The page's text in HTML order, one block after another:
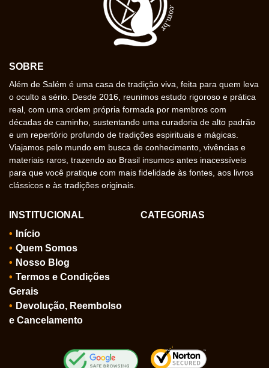
SOBRE
Além de Salém é uma casa de tradição viva, feita para quem leva
o oculto a sério. Desde 2016, reunimos estudo rigoroso e prática
real, com uma ordem própria formada por membros com
décadas de caminho, sustentando uma curadoria de alto padrão
e um repertório profundo de tradições espirituais e mágicas.
Viajamos pelo mundo em busca de conhecimento, vivências e
materiais raros, trazendo ao Brasil insumos antes inacessíveis
para que você pratique com mais fidelidade às fontes, aos livros
clássicos e às tradições originais.
INSTITUCIONAL
Início
Quem Somos
Nosso Blog
Termos e Condições
Gerais
Devolução, Reembolso
e Cancelamento
CATEGORIAS